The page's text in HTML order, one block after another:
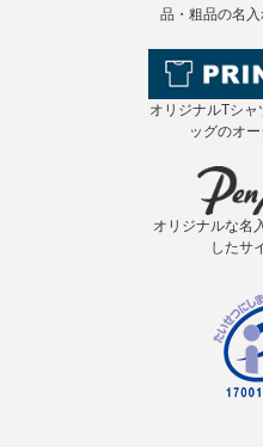
品・粗品の名入
オリジナルTシ
ッグのオ
オリジナルな名
したサ